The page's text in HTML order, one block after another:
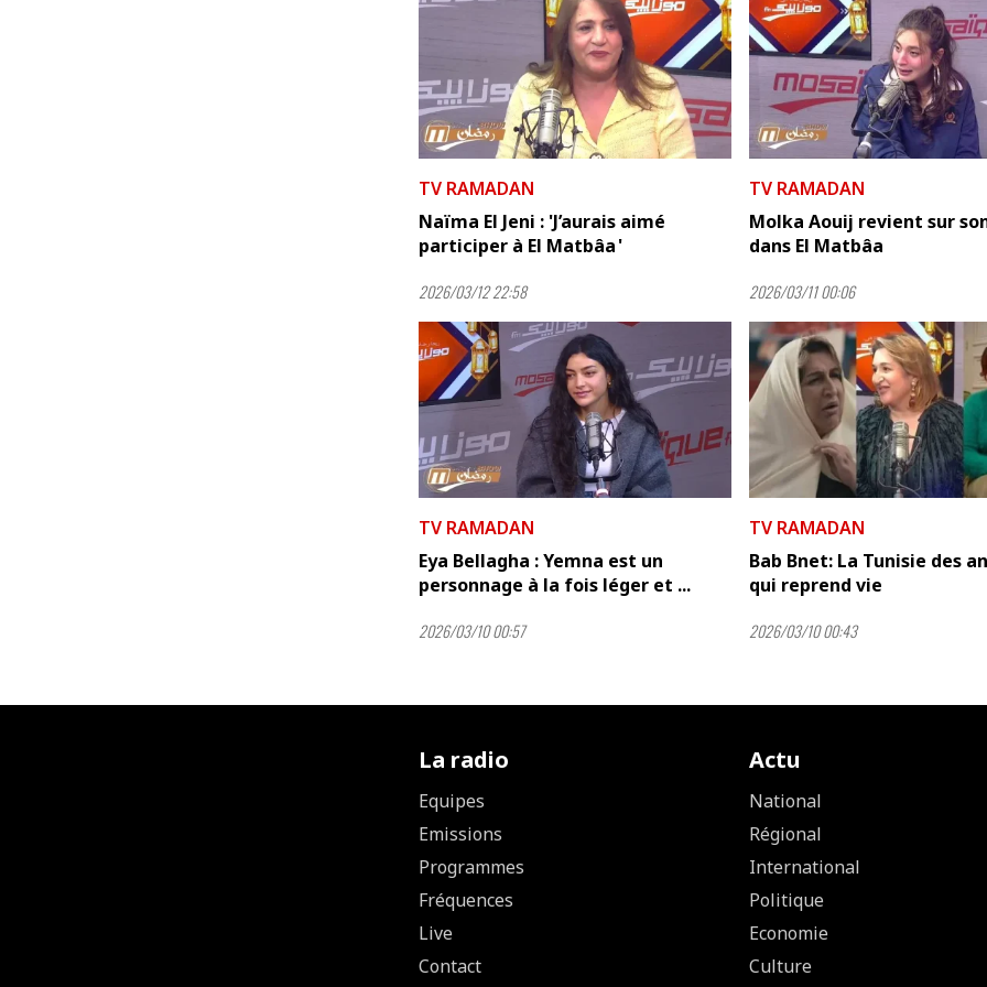
TV RAMADAN
Naïma El Jeni : 'J’aurais aimé
participer à El Matbâa '
2026/03/12 22:58
TV RAMADAN
Molka Aouij revient sur
dans El Matbâa
2026/03/11 00:06
TV RAMADAN
Eya Bellagha : Yemna est un
personnage à la fois léger et ...
2026/03/10 00:57
TV RAMADAN
Bab Bnet: La Tunisie des
qui reprend vie
2026/03/10 00:43
La radio
Equipes
Emissions
Programmes
Fréquences
Live
Contact
Actu
National
Régional
International
Politique
Economie
Culture